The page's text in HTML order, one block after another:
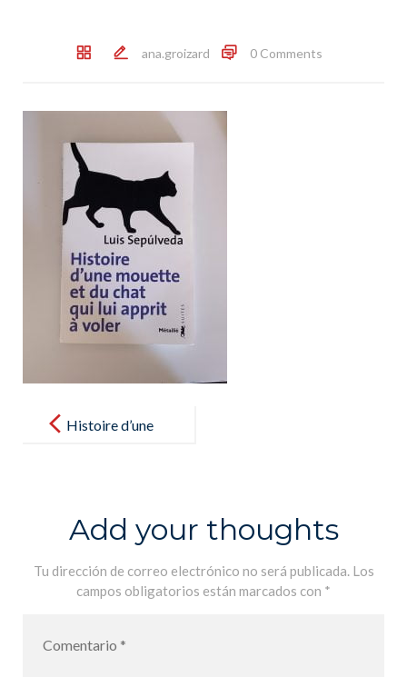
ana.groizard 0 Comments
navigationHistoire d’une
Add your thoughts
Tu dirección de correo electrónico no será publicada. Los
campos obligatorios están marcados con *